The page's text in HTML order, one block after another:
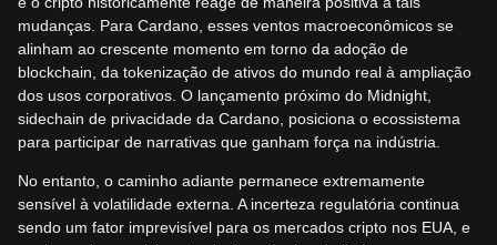
mudanças. Para Cardano, esses ventos macroeconômicos se
alinham ao crescente momento em torno da adoção de
blockchain, da tokenização de ativos do mundo real à ampliação
dos usos corporativos. O lançamento próximo do Midnight,
sidechain de privacidade da Cardano, posiciona o ecossistema
para participar de narrativas que ganham força na indústria.
No entanto, o caminho adiante permanece extremamente
sensível à volatilidade externa. A incerteza regulatória continua
sendo um fator imprevisível para os mercados cripto nos EUA, e